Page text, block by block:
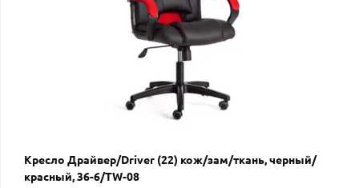
Кресло Драйвер/Driver (22) кож/зам/ткань, черный/
красный, 36-6/TW-08